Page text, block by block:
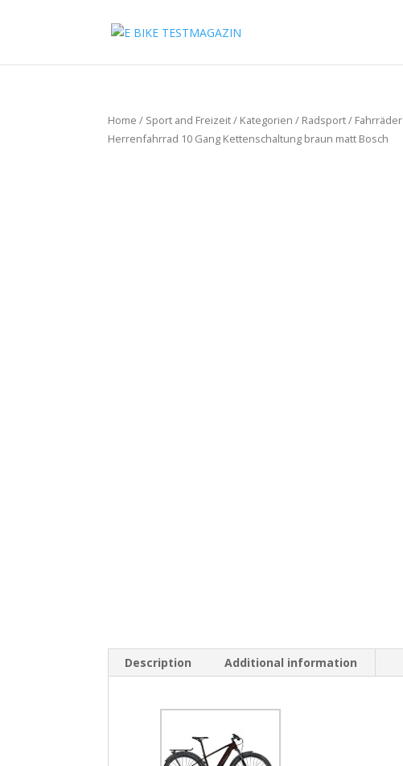
Home / Sport and Freizeit/ Kategorien / Radsport/ Fahrräder
Herrenfahrrad 10 Gang Kettenschaltung braun matt Bosch
Description Additional information